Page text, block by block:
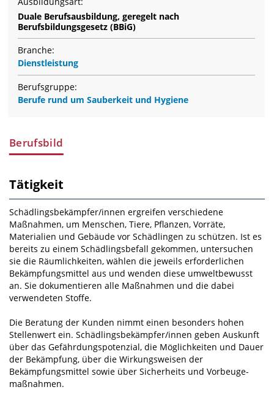
Duale Berufsausbildung, geregelt nach
Berufsbildungsgesetz (BBiG)
Branche:
Dienstleistung
Berufsgruppe:
Berufe rund um Sauberkeit und Hygiene
Berufsbild
Tätigkeit
Schädlingsbekämpfer/innen ergreifen verschiedene
Maßnahmen, um Menschen, Tiere, Pflanzen, Vor­räte,
Materialien und Gebäude vor Schädlingen zu schützen. Ist es
bereits zu einem Schädlingsbefall gekommen, untersuchen
sie die Räumlichkeiten, wählen die jeweils erforderlichen
Bekämpfungsmittel aus und wenden diese umweltbewusst
an. Sie dokumentieren alle Maßnahmen und die dabei
verwen­deten Stoffe.
Die Beratung der Kunden nimmt einen besonders hohen
Stellenwert ein. Schädlingsbe­kämpfer/innen geben Auskunft
über das Gefährdungspotenzial, die Möglichkeiten und Dauer
der Be­kämpfung, über die Wirkungsweisen der
Bekämpfungsmittel sowie über Sicherheits­ und Vorbeuge­
maßnahmen.